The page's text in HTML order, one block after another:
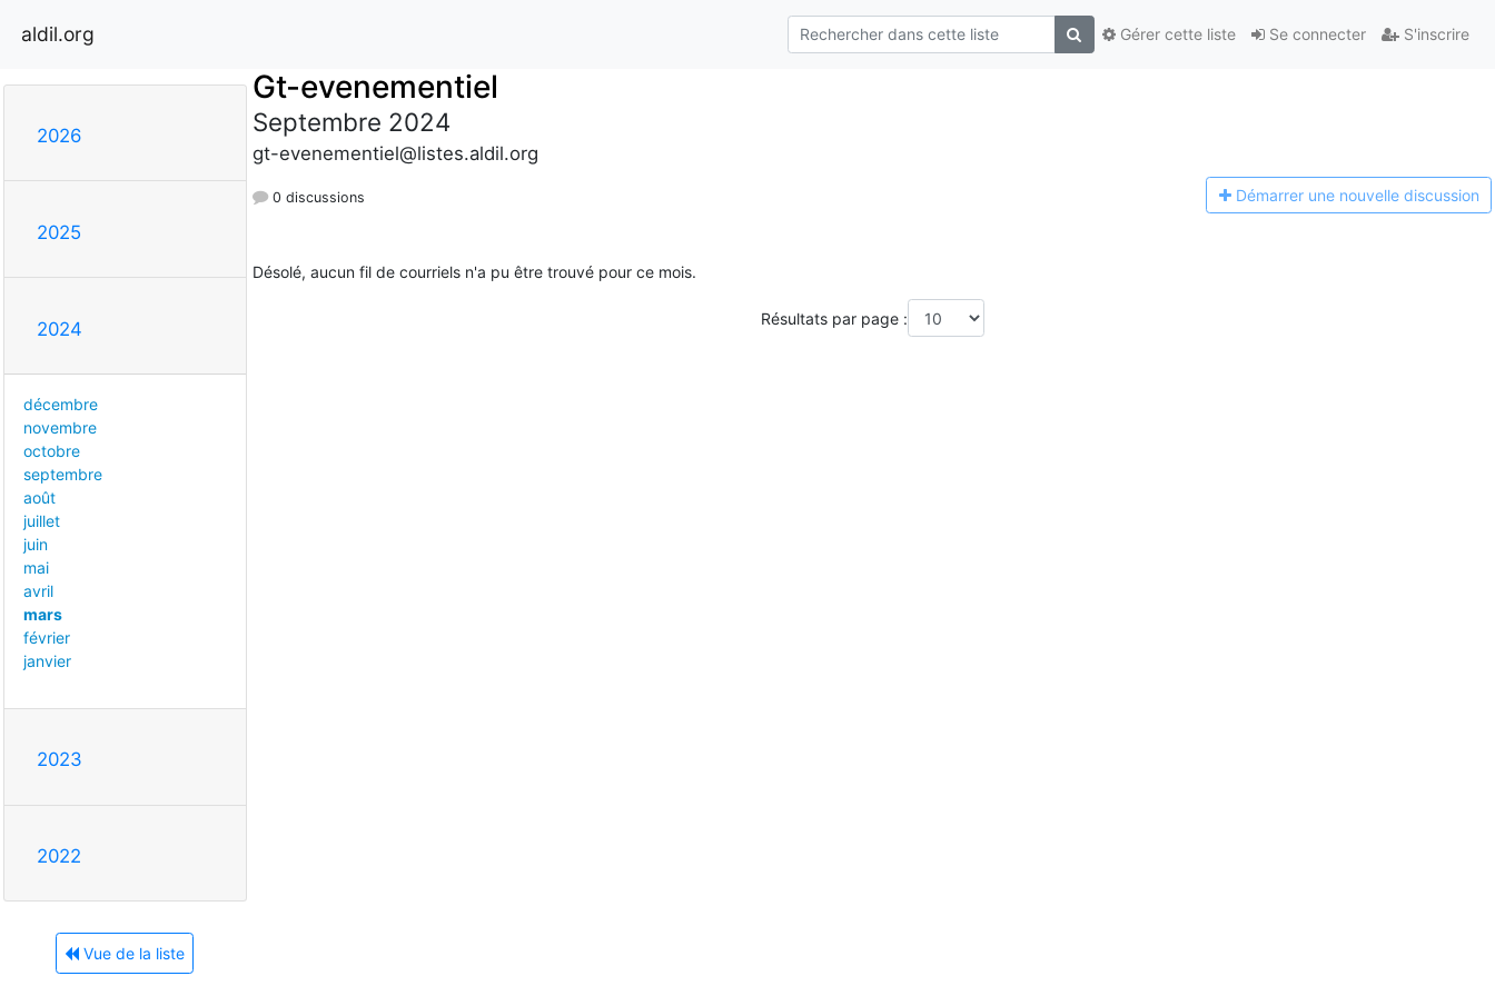
aldil.org Se connecter S'inscrire
Gérer cette liste
2026
2025
2024
décembre
novembre
octobre
septembre
août
juillet
juin
mai
avril
mars
février
janvier
2023
2022
Vue de la liste
Gt-evenementiel
Septembre 2024
gt-evenementiel@listes.aldil.org
0 discussions Démarrer une nouvelle discussion
Désolé, aucun fil de courriels n'a pu être trouvé pour ce mois.
Résultats par page :